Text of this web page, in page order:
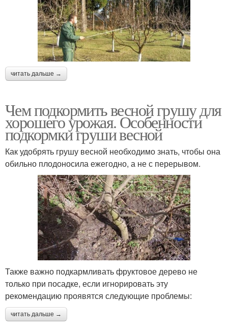
читать дальше →
Чем подкормить весной грушу для
хорошего урожая. Особенности
подкормки груши весной
Как удобрять грушу весной необходимо знать, чтобы она
обильно плодоносила ежегодно, а не с перерывом.
Также важно подкармливать фруктовое дерево не
только при посадке, если игнорировать эту
рекомендацию проявятся следующие проблемы:
читать дальше →